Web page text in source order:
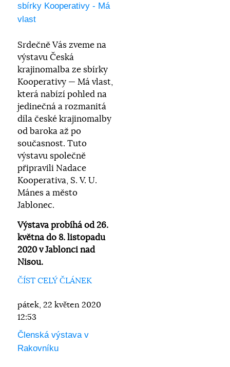
sbírky Kooperativy - Má
vlast
Srdečně Vás zveme na
výstavu Česká
krajinomalba ze sbírky
Kooperativy — Má vlast,
která nabízí pohled na
jedinečná a rozmanitá
díla české krajinomalby
od baroka až po
současnost. Tuto
výstavu společně
připravili Nadace
Kooperativa, S. V. U.
Mánes a město
Jablonec.
Výstava probíhá od 26.
května do 8. listopadu
2020 v Jablonci nad
Nisou.
ČÍST CELÝ ČLÁNEK
pátek, 22 květen 2020
12:53
Členská výstava v
Rakovníku